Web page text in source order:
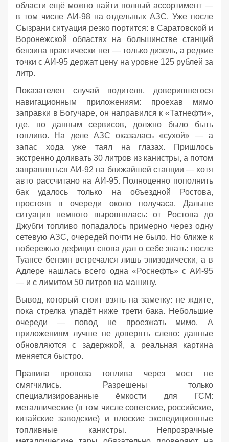
области ещё можно найти полный ассортимент —
в том числе АИ‑98 на отдельных АЗС. Уже после
Сызрани ситуация резко портится: в Саратовской и
Воронежской областях на большинстве станций
бензина практически нет — только дизель, а редкие
точки с АИ‑95 держат цену на уровне 125 рублей за
литр.
Показателен случай водителя, доверившегося
навигационным приложениям: проехав мимо
заправки в Богучаре, он направился к «Татнефти»,
где, по данным сервисов, должно было быть
топливо. На деле АЗС оказалась «сухой» — а
запас хода уже таял на глазах. Пришлось
экстренно доливать 30 литров из канистры, а потом
заправляться АИ‑92 на ближайшей станции — хотя
авто рассчитано на АИ‑95. Полноценно пополнить
бак удалось только на объездной Ростова,
простояв в очереди около получаса. Дальше
ситуация немного выровнялась: от Ростова до
Джубги топливо попадалось примерно через одну
сетевую АЗС, очередей почти не было. Но ближе к
побережью дефицит снова дал о себе знать: после
Туапсе бензин встречался лишь эпизодически, а в
Адлере нашлась всего одна «Роснефть» с АИ‑95
— и с лимитом 50 литров на машину.
Вывод, который стоит взять на заметку: не ждите,
пока стрелка упадёт ниже трети бака. Небольшие
очереди — повод не проезжать мимо. А
приложениям лучше не доверять слепо: данные
обновляются с задержкой, а реальная картина
меняется быстро.
Правила провоза топлива через мост не
смягчились. Разрешены только
специализированные ёмкости для ГСМ:
металлические (в том числе советские, российские,
китайские заводские) и плоские экспедиционные
топливные канистры. Непрозрачные